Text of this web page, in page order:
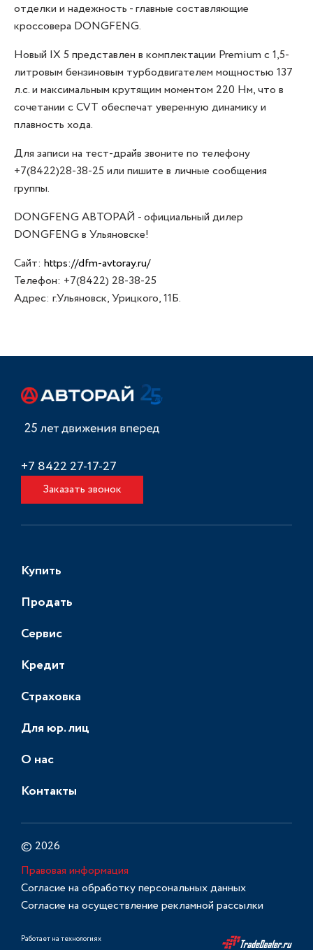
отделки и надежность - главные составляющие
кроссовера DONGFENG.
Новый IX 5 представлен в комплектации Premium с 1,5-
литровым бензиновым турбодвигателем мощностью 137
л.с. и максимальным крутящим моментом 220 Нм, что в
сочетании с CVT обеспечат уверенную динамику и
плавность хода.
Для записи на тест-драйв звоните по телефону
+7(8422)28-38-25 или пишите в личные сообщения
группы.
DONGFENG АВТОРАЙ - официальный дилер
DONGFENG в Ульяновске!
Сайт: https://dfm-avtoray.ru/
Телефон: +7(8422) 28-38-25
Адрес: г.Ульяновск, Урицкого, 11Б.
+7 8422 27-17-27
Заказать звонок
Купить
Продать
Сервис
Кредит
Страховка
Для юр. лиц
О нас
Контакты
© 2026
Правовая информация
Согласие на обработку персональных данных
Согласие на осуществление рекламной рассылки
Работает на технологиях